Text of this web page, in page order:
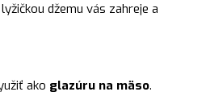
džemu vás zahreje a
ako glazúru na mäso.